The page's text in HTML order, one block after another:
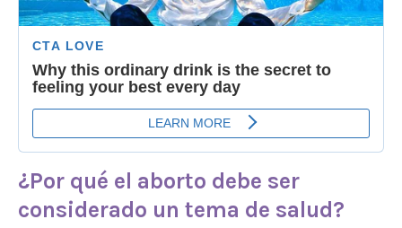
¿Por qué el aborto debe ser
considerado un tema de salud?